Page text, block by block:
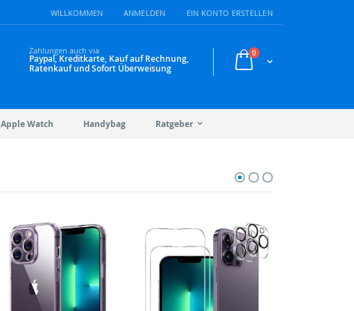
WILLKOMMEN ANMELDEN EIN KONTO ERSTELLEN
Warenkorb
0Artikel
Zahlungen auch via
Paypal, Kreditkarte, Kauf auf Rechnung,
Ratenkauf und Sofort Überweisung
Apple Watch Handybag Ratgeber